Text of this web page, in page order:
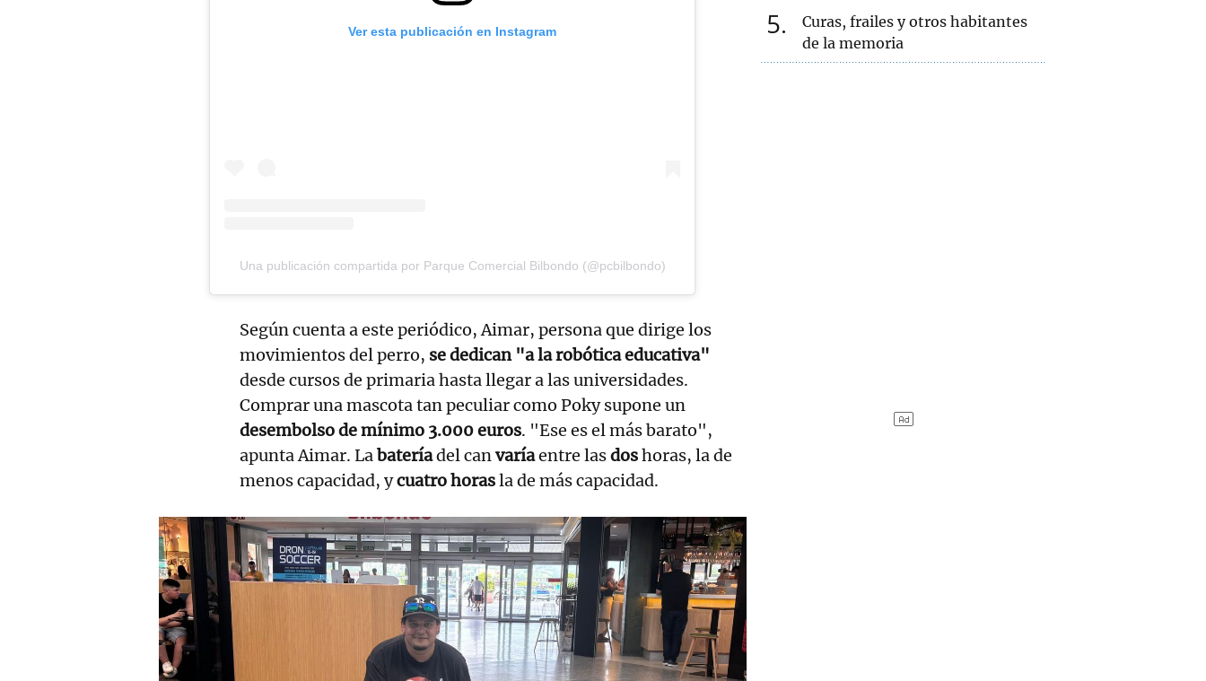
Ver esta publicación en Instagram
Una publicación compartida por Parque Comercial Bilbondo (@pcbilbondo)
Según cuenta a este periódico, Aimar, persona que dirige los
movimientos del perro, se dedican "a la robótica educativa"
desde cursos de primaria hasta llegar a las universidades.
Comprar una mascota tan peculiar como Poky supone un
desembolso de mínimo 3.000 euros. "Ese es el más barato",
apunta Aimar. Labateríadel canvaríaentre lasdoshoras, la de
menos capacidad, ycuatro horasla de más capacidad.
5
Curas, frailes y otros habitantes
de la memoria